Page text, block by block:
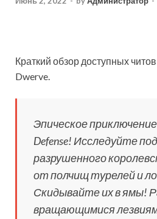
Краткий обзор доступных
Dwerve.
Эпическое
Defense! Исследуйте
разрушенного
от полчищ турелей и
Скидывайте их в ямы!
вращающимися